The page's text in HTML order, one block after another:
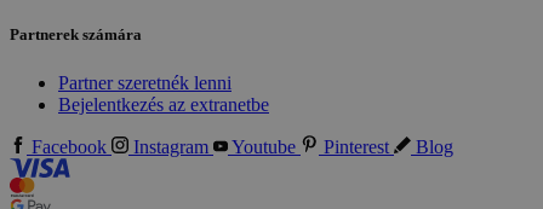
Partnerek számára
Partner szeretnék lenni
Bejelentkezés az extranetbe
Facebook Instagram Youtube Pinterest Blog